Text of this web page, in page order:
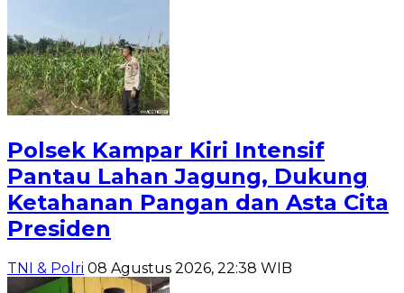
Polsek Kampar Kiri Intensif
Pantau Lahan Jagung, Dukung
Ketahanan Pangan dan Asta Cita
Presiden
TNI & Polri 08 Agustus 2026, 22:38 WIB